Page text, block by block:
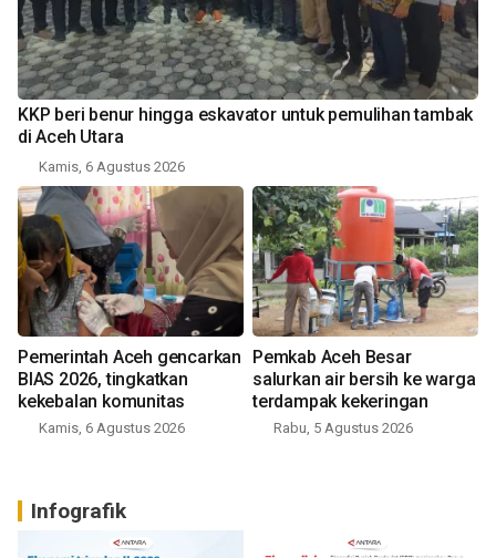
KKP beri benur hingga eskavator untuk pemulihan tambak
di Aceh Utara
Kamis, 6 Agustus 2026
Pemerintah Aceh gencarkan
BIAS 2026, tingkatkan
kekebalan komunitas
Kamis, 6 Agustus 2026
Pemkab Aceh Besar
salurkan air bersih ke warga
terdampak kekeringan
Rabu, 5 Agustus 2026
Infografik